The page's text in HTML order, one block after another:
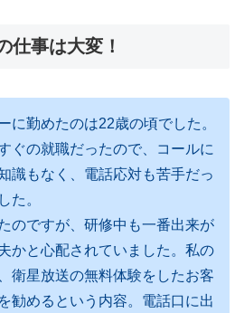
仕事は大変！
に勤めたのは22歳の頃でした。
ぐの就職だったので、コールに
識もなく、電話応対も苦手だっ
た。
のですが、研修中も一番出来が
かと心配されていました。私の
衛星放送の無料体験をしたお客
勧めるという内容。電話口に出